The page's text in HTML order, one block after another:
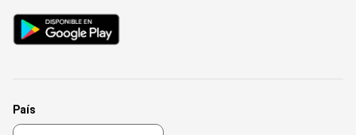
País